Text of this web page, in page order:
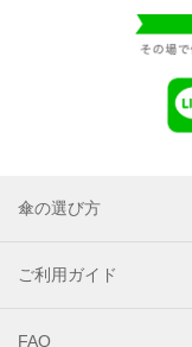
傘の選び方
ご利用ガイド
FAQ